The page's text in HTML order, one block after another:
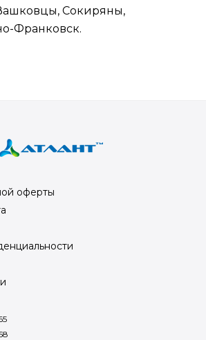
Сокиряны,
Франковск.
оферты